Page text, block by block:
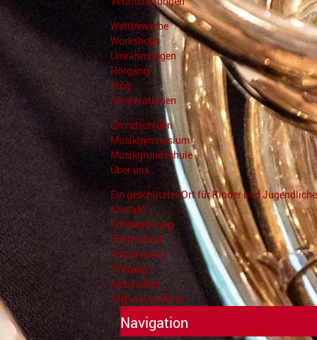
Wettbewerbe
Workshops
Umrahmungen
Hörgang
Blog
Kooperationen
Grundschulen
Musikgymnasium
Musikgrundschule
Über uns
Ein geschützter Ort für Kinder und Jugendliche
Kontakt
Schulordnung
Elternbeirat
Förderverein
Stiftung
Geschichte
Stellenangebote
Navigation